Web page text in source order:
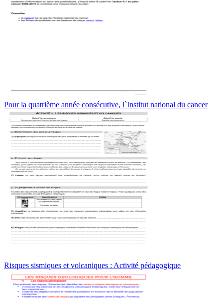
Pour la quatrième année consécutive, l`Institut national du cancer
Risques sismiques et volcaniques : Activité pédagogique